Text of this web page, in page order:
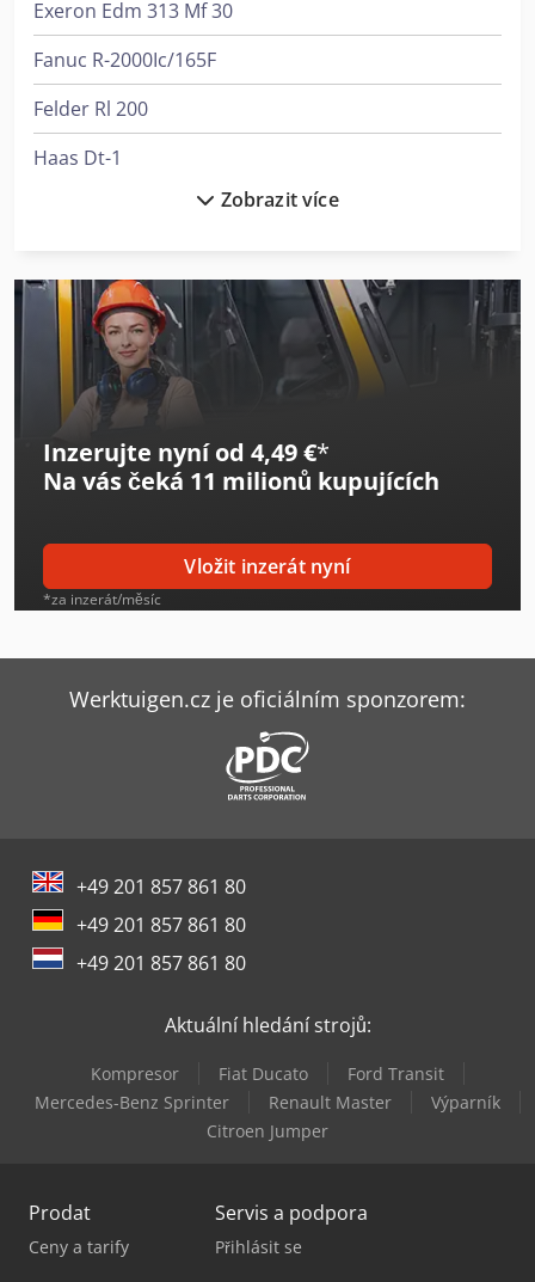
vrtáku Stroj lze po dohodě prohlédnout pod proudem.
Exeron Edm 313 Mf 30
Fanuc R-2000Ic/165F
Felder Rl 200
Haas Dt-1
Haas St-15
Haas St-20
Haas Tl-1
Haas Tl-2
Heller H 5000
Heller Hf 5500
Hermle C 400
Lagun L 1600
Linde H 50
Linde H20D
Linde Reachstacker
Zobrazit více
Inzerujte nyní od 4,49 €*
Na vás čeká 11 milionů kupujících
Vložit inzerát nyní
*za inzerát/měsíc
Werktuigen.cz je oficiálním sponzorem:
+49 201 857 861 80
+49 201 857 861 80
+49 201 857 861 80
Aktuální hledání strojů:
Kompresor Fiat Ducato
Ford Transit
Mercedes-Benz Sprinter
Renault Master
Výparník
Citroen Jumper
Prodat
Ceny a tarify
Servis a podpora
Přihlásit se